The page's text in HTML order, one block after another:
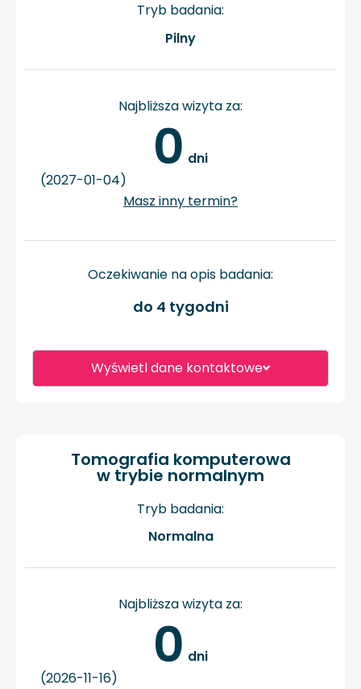
Wyświetl dane kontaktowe
Tryb badania:
Pilny
Najbliższa wizyta za:
0 dni
(2027-01-04)
Masz inny termin?
Oczekiwanie na opis badania:
do 4 tygodni
Tomografia komputerowa
w trybie normalnym
Tryb badania:
Normalna
Najbliższa wizyta za:
0 dni
(2026-11-16)